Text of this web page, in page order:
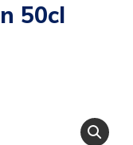
50cl